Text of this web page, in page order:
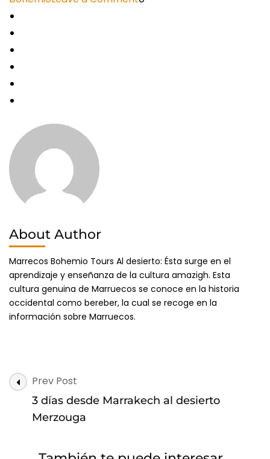
About Author
Marrecos Bohemio Tours Al desierto: Ésta surge en el
aprendizaje y enseñanza de la cultura amazigh. Esta
cultura genuina de Marruecos se conoce en la historia
occidental como bereber, la cual se recoge en la
información sobre Marruecos.
Post
Navigation
Prev Post
3 días desde Marrakech al desierto
Merzouga